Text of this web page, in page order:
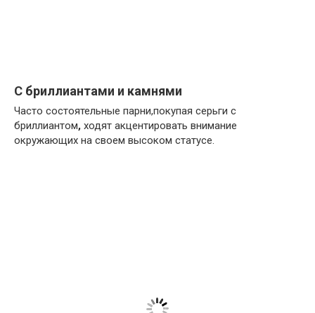
С бриллиантами и камнями
Часто состоятельные парни,покупая серьги с
бриллиантом, ходят акцентировать внимание
окружающих на своем высоком статусе.